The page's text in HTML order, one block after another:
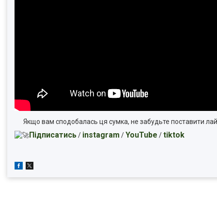
Якщо вам сподобалась ця сумка, не забудьте поставити
Підписатись/ instagram /YouTube /tiktok